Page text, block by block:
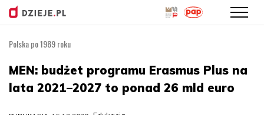
treści
Polska po 1989 roku
MEN: budżet programu Erasmus Plus na
lata 2021–2027 to ponad 26 mld euro